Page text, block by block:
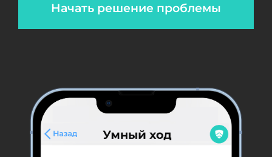
Начать решение проблемы